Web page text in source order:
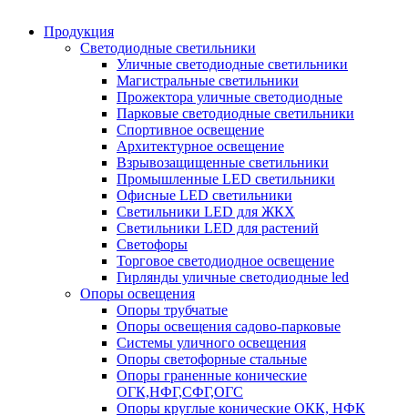
Продукция
Светодиодные светильники
Уличные светодиодные светильники
Магистральные светильники
Прожектора уличные светодиодные
Парковые светодиодные светильники
Спортивное освещение
Архитектурное освещение
Взрывозащищенные светильники
Промышленные LED светильники
Офисные LED светильники
Cветильники LED для ЖКХ
Светильники LED для растений
Светофоры
Торговое светодиодное освещение
Гирлянды уличные светодиодные led
Опоры освещения
Опоры трубчатые
Опоры освещения садово-парковые
Системы уличного освещения
Опоры светофорные стальные
Опоры граненные конические
ОГК,НФГ,СФГ,ОГС
Опоры круглые конические ОКК, НФК